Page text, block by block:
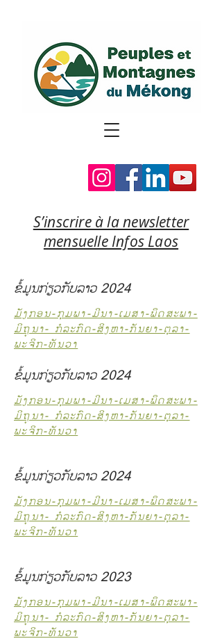
S’inscrire à la newsletter
mensuelle Infos Laos
ຂໍ້ມູນກ່ຽວກັບລາວ 2024
ມັງກອນ-ກຸມພາ-ມີນາ-ເມສາ-ພຶດສະພາ-
ມິຖຸນາ- ກໍລະກົດ-ສິງຫາ-ກັນຍາ-ຕຸລາ-
ພະຈິກ-ທັນວາ
ຂໍ້ມູນກ່ຽວກັບລາວ 2024
ມັງກອນ-ກຸມພາ-ມີນາ-ເມສາ-ພຶດສະພາ-
ມິຖຸນາ- ກໍລະກົດ-ສິງຫາ-ກັນຍາ-ຕຸລາ-
ພະຈິກ-ທັນວາ
ຂໍ້ມູນກ່ຽວກັບລາວ 2024
ມັງກອນ-ກຸມພາ-ມີນາ-ເມສາ-ພຶດສະພາ-
ມິຖຸນາ- ກໍລະກົດ-ສິງຫາ-ກັນຍາ-ຕຸລາ-
ພະຈິກ-ທັນວາ
ຂໍ້ມູນກ່ຽວກັບລາວ 2023
ມັງກອນ-ກຸມພາ-ມີນາ-ເມສາ-ພຶດສະພາ-
ມິຖຸນາ- ກໍລະກົດ-ສິງຫາ-ກັນຍາ-ຕຸລາ-
ພະຈິກ-ທັນວາ